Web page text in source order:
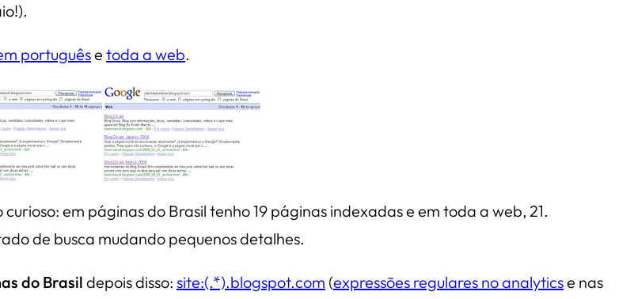
portuguêse toda a web.
em páginas do Brasil tenho 19 páginas indexadas e em toda a web, 21.
de busca mudando pequenos detalhes.
do Brasil depois disso: site:(.*).blogspot.com (expressões regulares no analyticse nas